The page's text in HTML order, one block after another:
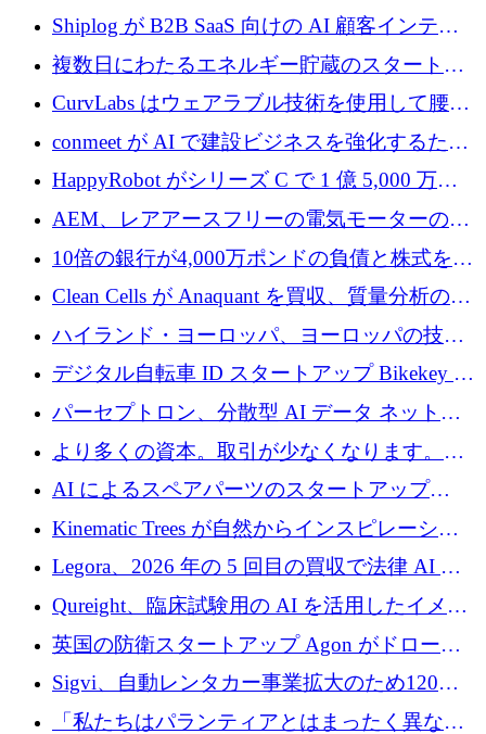
Monava が資金調達ラウンドを終了
Shiplog が B2B SaaS 向けの AI 顧客インテリ
ジェンスを構築するために 100 万ドルを調達
複数日にわたるエネルギー貯蔵のスタートア
ップ、Ore Energy が新たな投資ラウンドで
4,300 万ドルを獲得
CurvLabs はウェアラブル技術を使用して腰痛
治療をどのように再考しているか
conmeet が AI で建設ビジネスを強化するため
に 600 万ユーロを調達
HappyRobot がシリーズ C で 1 億 5,000 万ド
ルを獲得し、企業運営向けにエージェント AI
を拡張
AEM、レアアースフリーの電気モーターの革
新を加速するために1,600万ポンドを確保
10倍の銀行が4,000万ポンドの負債と株式を調
達
Clean Cells が Anaquant を買収、質量分析の専
門知識によるバイオ医薬品の品質管理を拡大
ハイランド・ヨーロッパ、ヨーロッパの技術
規模拡大を支援するために11億ユーロのファ
ンドVIを閉鎖
デジタル自転車 ID スタートアップ Bikekey が
TÖNNJES への投資を確保
パーセプトロン、分散型 AI データ ネットワ
ークの構築に 650 万ドルを調達
より多くの資本。取引が少なくなります。
2026 年上半期がヨーロッパのテクノロジーに
ついて語ること
AI によるスペアパーツのスタートアップ
Intropy が 1,100 万ドルを調達
Kinematic Trees が自然からインスピレーショ
ンを得たロボット ソフトウェアを拡張するた
めに 58 万 5,000 ポンドを調達
Legora、2026 年の 5 回目の買収で法律 AI ス
タートアップ Wexler を買収
Qureight、臨床試験用の AI を活用したイメー
ジング プラットフォームを拡張するためにシ
リーズ B で 2,000 万ドルを確保
英国の防衛スタートアップ Agon がドローン
攻撃に対抗する仮想戦場を構築、3,000 万ドル
を調達
Sigvi、自動レンタカー事業拡大のため120万
ユーロを調達
「私たちはパランティアとはまったく異なる